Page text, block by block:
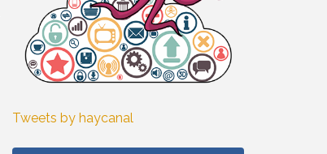
Tweets by haycanal